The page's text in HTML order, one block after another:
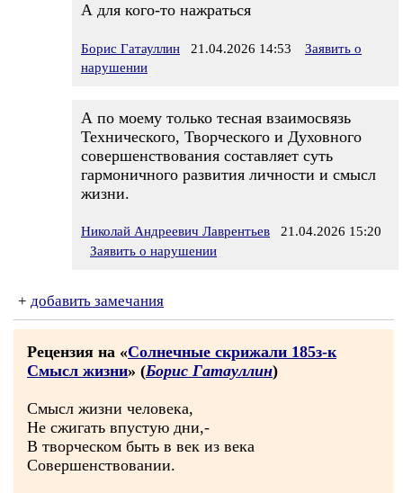
А для кого-то нажраться
Борис Гатауллин 21.04.2026 14:53
Заявить о
нарушении
А по моему только тесная взаимосвязь
Технического, Творческого и Духовного
совершенствования составляет суть
гармоничного развития личности и смысл
жизни.
Николай Андреевич Лаврентьев 21.04.2026 15:20
Заявить о нарушении
+ добавить замечания
Рецензия на «Солнечные скрижали 185з-к
Смысл жизни» (Борис Гатауллин)
Смысл жизни человека,
Не сжигать впустую дни,-
В творческом быть в век из века
Совершенствовании.